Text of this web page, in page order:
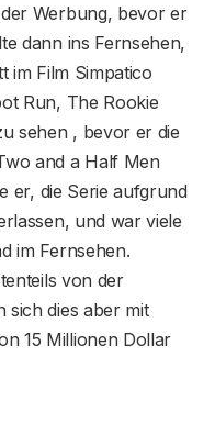
Werbung, bevor er
dann ins Fernsehen,
im Film Simpatico
Run, The Rookie
sehen , bevor er die
and a Half Men
er, die Serie aufgrund
und war viele
im Fernsehen.
von der
sich dies aber mit
15 Millionen Dollar